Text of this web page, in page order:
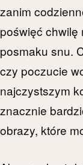
zanim
poświęć
posmaku snu.
czy poczucie
najczystszym
znacznie
obrazy, które